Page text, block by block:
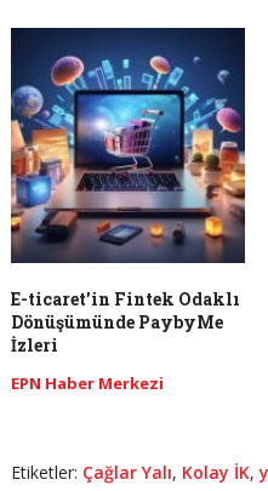
E-ticaret’in Fintek Odaklı
Dönüşümünde PaybyMe
İzleri
EPN Haber Merkezi
Etiketler: Çağlar Yalı, Kolay İK,